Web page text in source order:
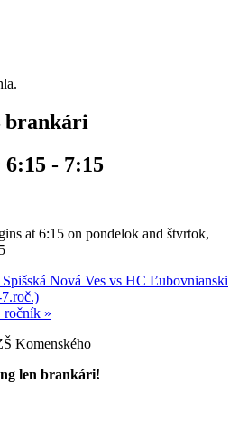
brankári
6:15 - 7:15
at 6:15 on pondelok and štvrtok,
Nová Ves vs HC Ľubovnianski
ročník »
Komenského
len brankári!